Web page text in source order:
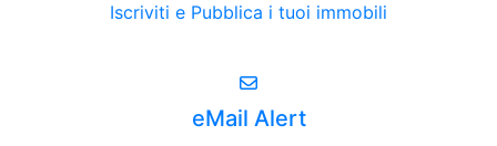
Iscriviti e Pubblica i tuoi immobili
eMail Alert